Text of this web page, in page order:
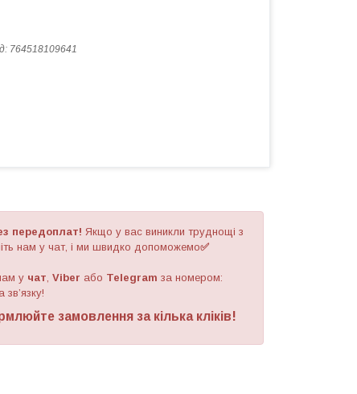
764518109641
передоплат! Якщо у вас виникли труднощі з
нам у чат, і ми швидко допоможемо✅
у чат, Viber або Telegram за номером:
замовлення за кілька кліків!